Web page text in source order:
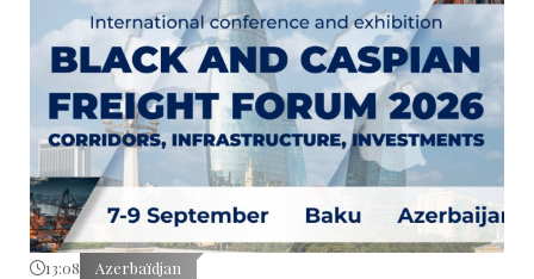
13:08 Azerbaïdjan